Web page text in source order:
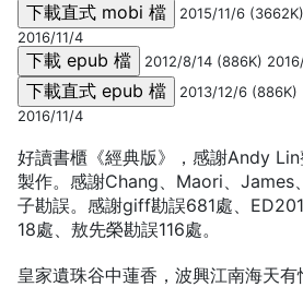
2015/11/6 (3662K)
2016/11/4
2012/8/14 (886K)
2013/12/6 (886K)
2016/11/4
好讀書櫃《經典版》，感謝Andy Lin
製作。感謝Chang、Maori、James
子勘誤。感謝giff勘誤681處、
18處、敖先榮勘誤116處。
皇家遺珠谷中蓮香，波興江南海天有